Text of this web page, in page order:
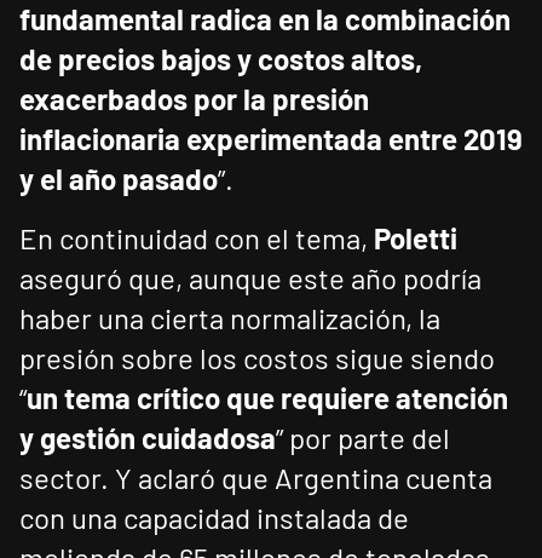
fundamental radica en la combinación
de precios bajos y costos altos,
exacerbados por la presión
inflacionaria experimentada entre 2019
y el año pasado”.
En continuidad con el tema, Poletti
aseguró que, aunque este año podría
haber una cierta normalización, la
presión sobre los costos sigue siendo
“un tema crítico que requiere atención
y gestión cuidadosa” por parte del
sector. Y aclaró que Argentina cuenta
con una capacidad instalada de